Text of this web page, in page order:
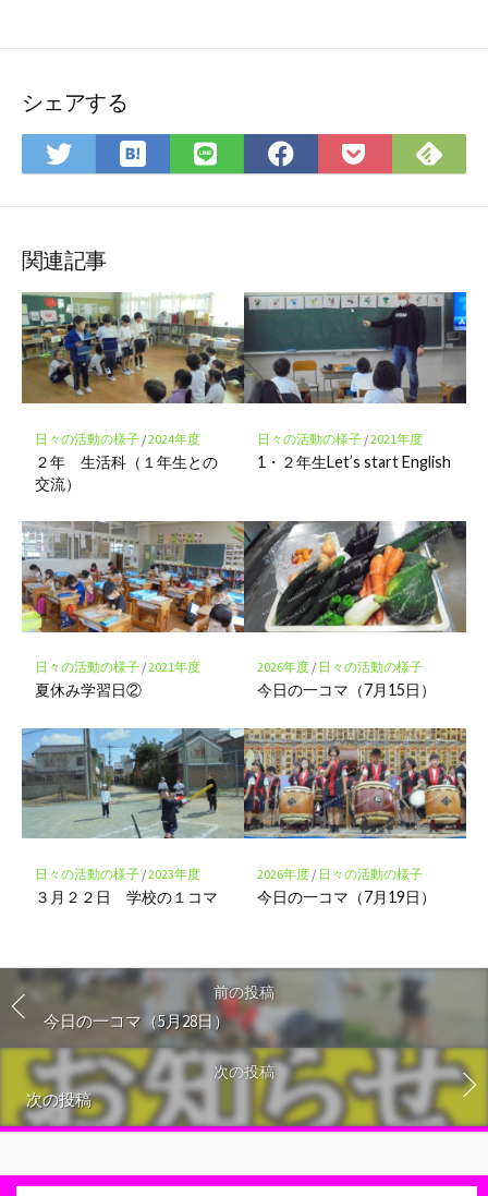
シェアする
Twitter
で
ア
は
て
ク
マ
ー
ク
に
保
存
LINE
で
Facebook
で
Pocket
に
で
関連記事
日々の活動の様子/2024年度
２年 生活科（１年生との
交流）
日々の活動の様子/2021年度
1・２年生Let’s start English
日々の活動の様子/2021年度
夏休み学習日②
2026年度/ 日々の活動の様子
今日の一コマ（7月15日）
日々の活動の様子/2023年度
３月２２日 学校の１コマ
2026年度/ 日々の活動の様子
今日の一コマ（7月19日）
前の投稿
今日の一コマ（5月28日）
次の投稿
次の投稿